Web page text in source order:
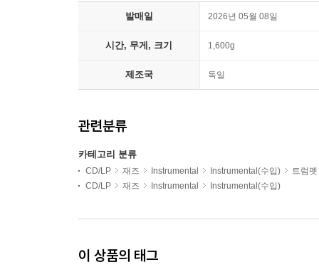
발매일 2026년 05월 08일
시간, 무게, 크기 1,600g
제조국 독일
관련분류
카테고리 분류
CD/LP 재즈 Instrumental Instrumental(수입)
트럼펫
CD/LP
재즈 Instrumental Instrumental(수입)
이 상품의 태그